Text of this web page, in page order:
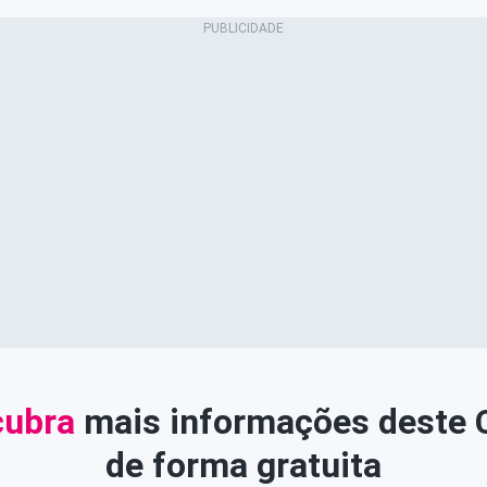
mais informações deste
de forma gratuita